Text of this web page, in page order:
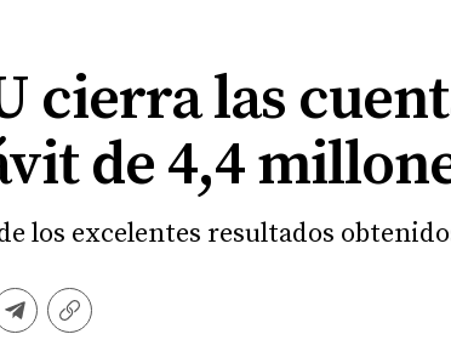
cierra las
de 4,4
los excelentes resultados
Telegram
Copiar